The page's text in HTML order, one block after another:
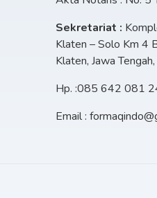
Sekretariat :
Klaten – Solo Km 4
Klaten, Jawa
Hp. :085 642 081
Email :